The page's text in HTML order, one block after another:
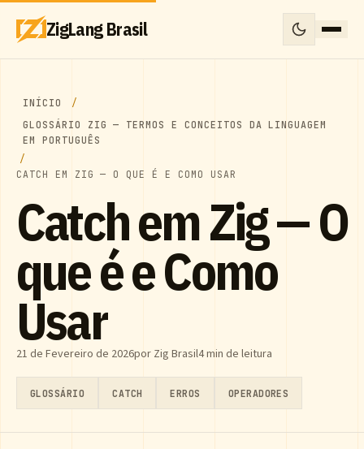
ZigLang Brasil
INÍCIO
GLOSSÁRIO ZIG — TERMOS E CONCEITOS DA LINGUAGEM
EM PORTUGUÊS
CATCH EM ZIG — O QUE É E COMO USAR
Catch em Zig — O
que é e Como
Usar
21 de Fevereiro de 2026por Zig Brasil4 min de leitura
GLOSSÁRIO CATCH ERROS OPERADORES